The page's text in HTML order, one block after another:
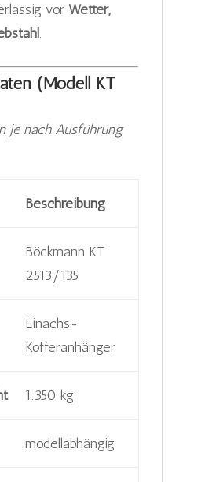
vor Wetter,
.
(Modell KT
je nach Ausführung
Beschreibung
Böckmann KT
2513/135
Einachs-
Kofferanhänger
1.350 kg
modellabhängig